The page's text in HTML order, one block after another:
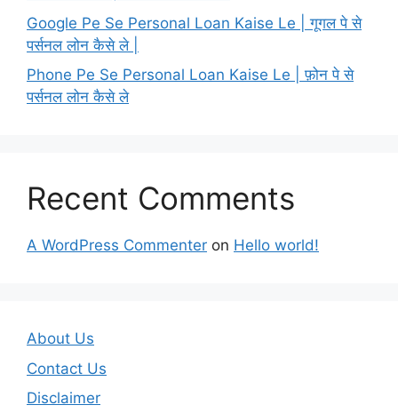
Google Pe Se Personal Loan Kaise Le | गूगल पे से
पर्सनल लोन कैसे ले |
Phone Pe Se Personal Loan Kaise Le | फ़ोन पे से
पर्सनल लोन कैसे ले
Recent Comments
A WordPress Commenter on Hello world!
About Us
Contact Us
Disclaimer